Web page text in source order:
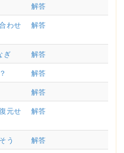
解答
わせ
解答
ぎ
解答
解答
解答
元せ
解答
う
解答